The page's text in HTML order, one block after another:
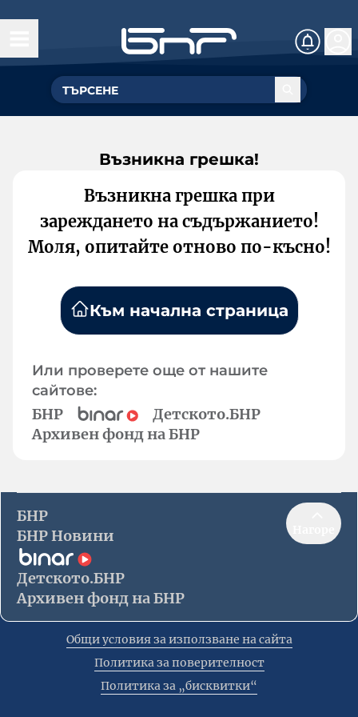
Възникна грешка!
Възникна грешка при
зареждането на съдържанието!
Моля, опитайте отново по-късно!
Към начална страница
Или проверете още от нашите
сайтове:
БНР
Детското.БНР
Архивен фонд на БНР
БНР
БНР Новини
Детското.БНР
Архивен фонд на БНР
Общи условия за използване на сайта
Политика за поверителност
Политика за „бисквитки“